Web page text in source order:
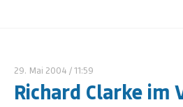
29. Mai 2004 / 11:59
Richard Clarke im